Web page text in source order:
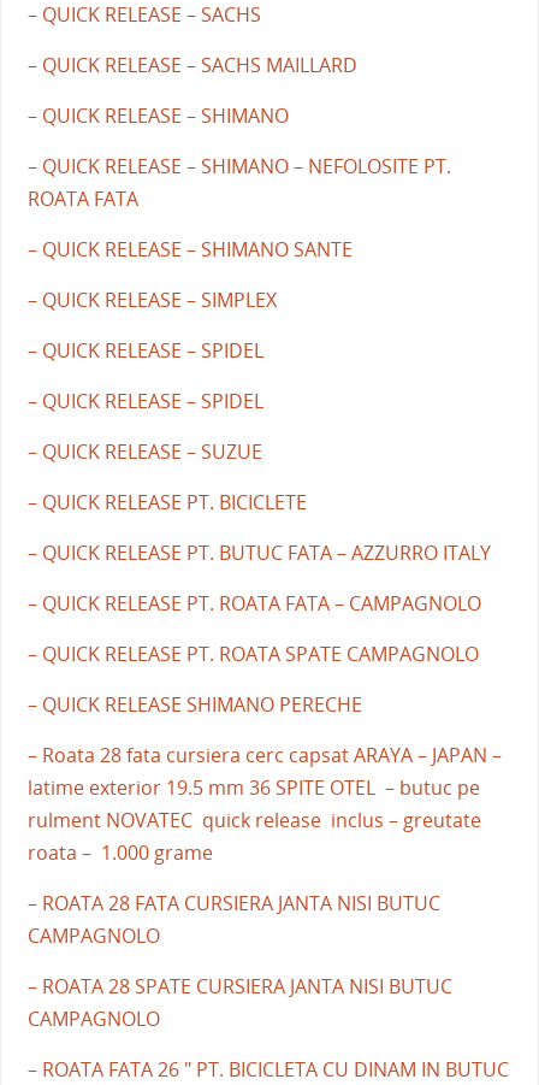
– QUICK RELEASE – SACHS
– QUICK RELEASE – SACHS MAILLARD
– QUICK RELEASE – SHIMANO
– QUICK RELEASE – SHIMANO – NEFOLOSITE PT.
ROATA FATA
– QUICK RELEASE – SHIMANO SANTE
– QUICK RELEASE – SIMPLEX
– QUICK RELEASE – SPIDEL
– QUICK RELEASE – SPIDEL
– QUICK RELEASE – SUZUE
– QUICK RELEASE PT. BICICLETE
– QUICK RELEASE PT. BUTUC FATA – AZZURRO ITALY
– QUICK RELEASE PT. ROATA FATA – CAMPAGNOLO
– QUICK RELEASE PT. ROATA SPATE CAMPAGNOLO
– QUICK RELEASE SHIMANO PERECHE
– Roata 28 fata cursiera cerc capsat ARAYA – JAPAN –
latime exterior 19.5 mm 36 SPITE OTEL – butuc pe
rulment NOVATEC quick release inclus – greutate
roata – 1.000 grame
– ROATA 28 FATA CURSIERA JANTA NISI BUTUC
CAMPAGNOLO
– ROATA 28 SPATE CURSIERA JANTA NISI BUTUC
CAMPAGNOLO
– ROATA FATA 26 " PT. BICICLETA CU DINAM IN BUTUC